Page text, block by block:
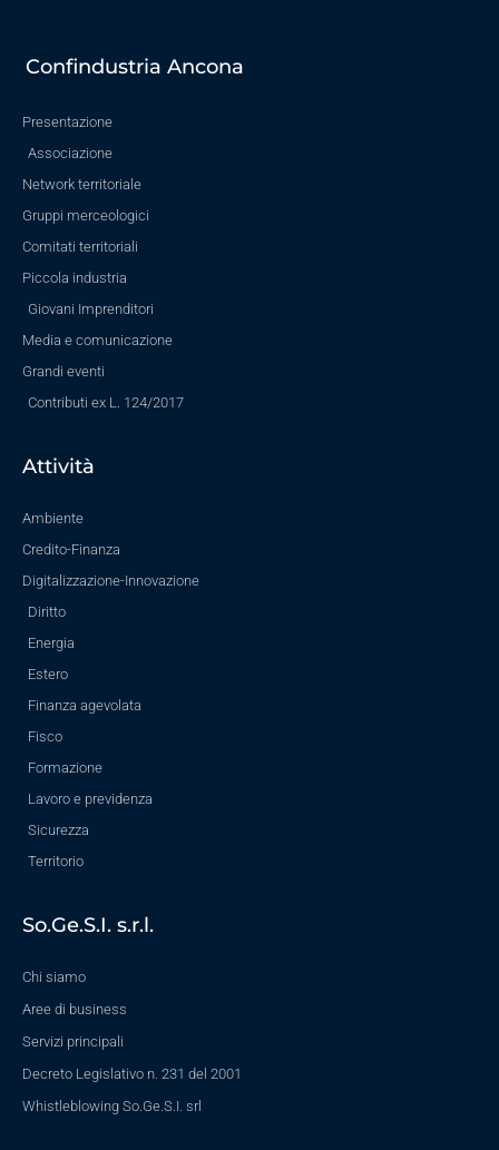
Confindustria Ancona
Presentazione
Associazione
Network territoriale
Gruppi merceologici
Comitati territoriali
Piccola industria
Giovani Imprenditori
Media e comunicazione
Grandi eventi
Contributi ex L. 124/2017
Attività
Ambiente
Credito-Finanza
Digitalizzazione-Innovazione
Diritto
Energia
Estero
Finanza agevolata
Fisco
Formazione
Lavoro e previdenza
Sicurezza
Territorio
So.Ge.S.I. s.r.l.
Chi siamo
Aree di business
Servizi principali
Decreto Legislativo n. 231 del 2001
Whistleblowing So.Ge.S.I. srl